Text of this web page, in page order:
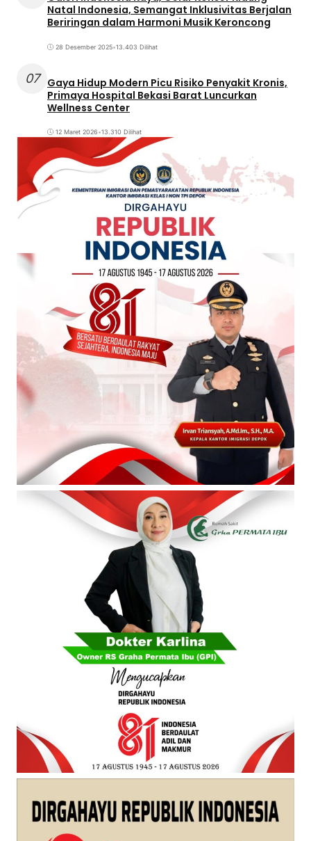
Natal Indonesia, Semangat Inklusivitas Berjalan
Beriringan dalam Harmoni Musik Keroncong
28 Desember 2025•13.403 Dilihat
07
Gaya Hidup Modern Picu Risiko Penyakit Kronis,
Primaya Hospital Bekasi Barat Luncurkan
Wellness Center
12 Maret 2026•13.310 Dilihat